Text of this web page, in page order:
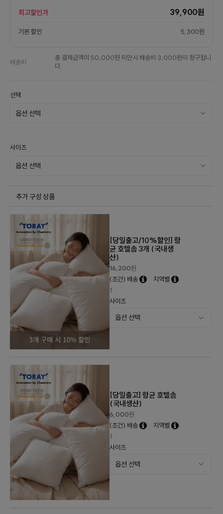
최고할인가 39,900원
기본 할인 5,300원
배송비
총 결제금액이 50,000원 미만시 배송비 3,000원이 청구됩니
다.
선택
사이즈
추가 구성 상품
[당일출고/10%할인] 항
균 호텔솜 3개 (국내생
산)
16,200원
(조건) 배송
지역별
1
사이즈
[당일출고] 항균 호텔솜
(국내생산)
6,000원
(조건) 배송
지역별
1
사이즈